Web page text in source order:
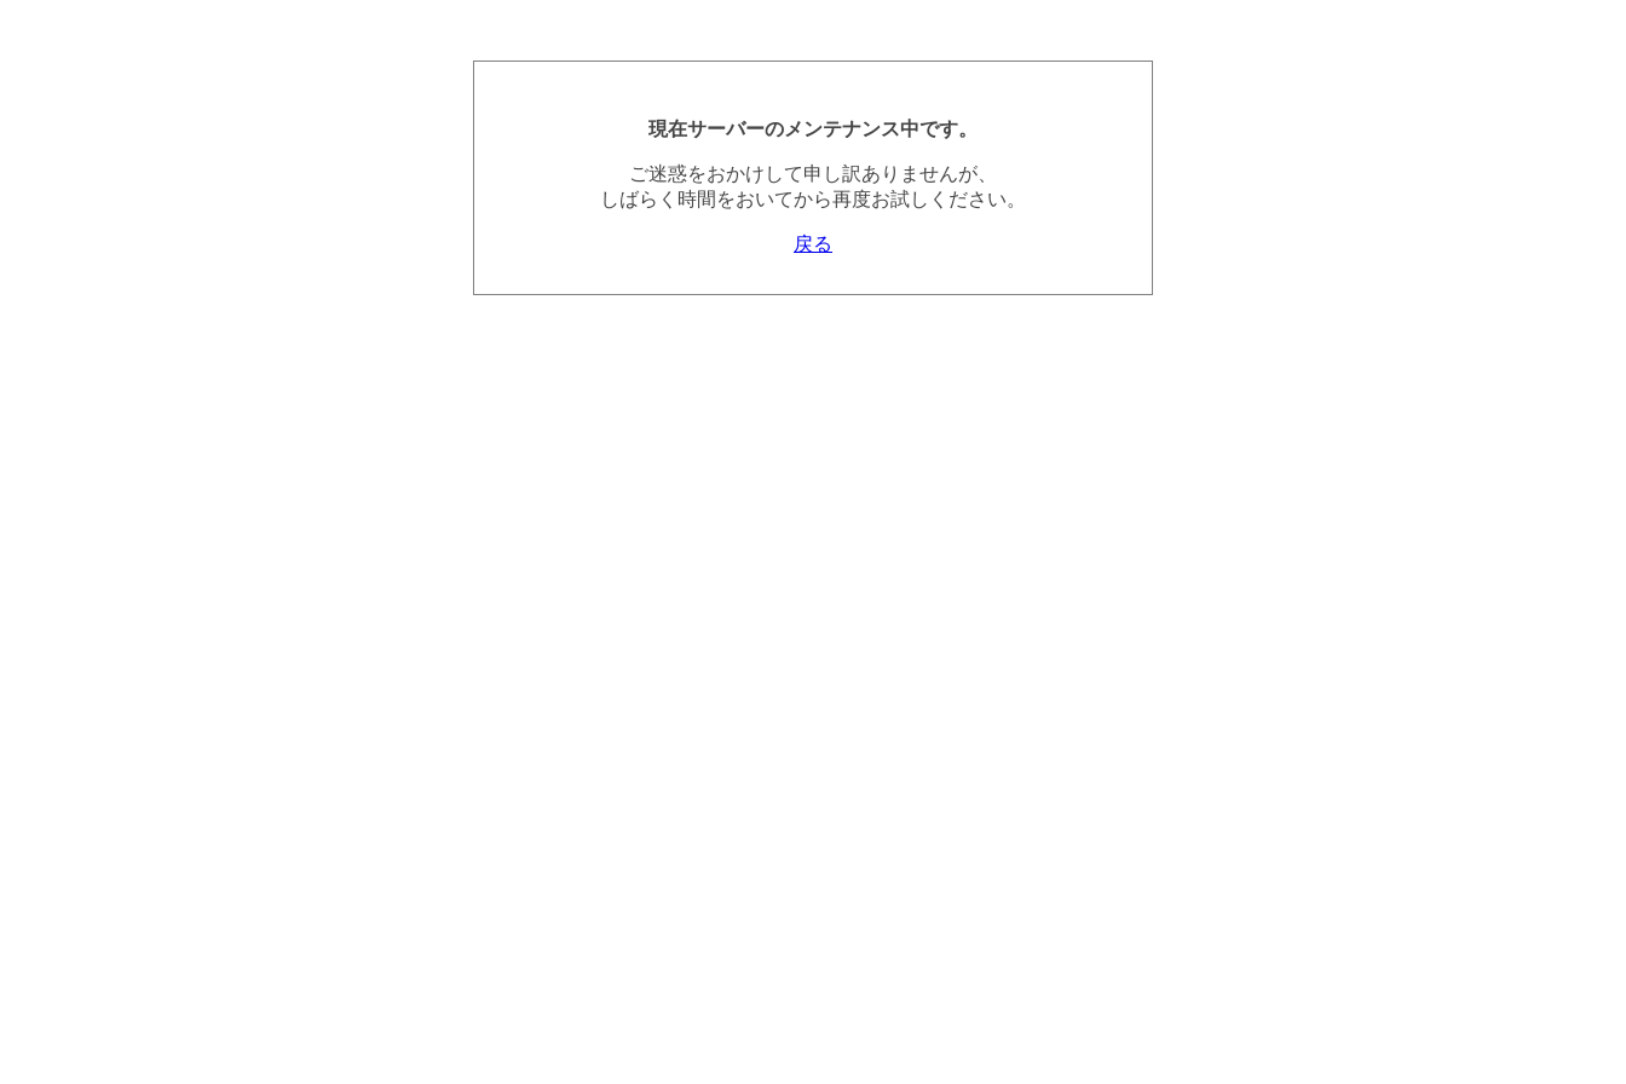
現在サーバーのメンテナンス中です。
ご迷惑をおかけして申し訳ありませんが、
しばらく時間をおいてから再度お試しください。
戻る